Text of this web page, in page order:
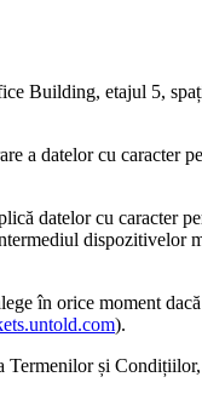
Building, etajul 5,
a datelor cu caracter
datelor cu caracter
dispozitivelor
în orice moment
).
și